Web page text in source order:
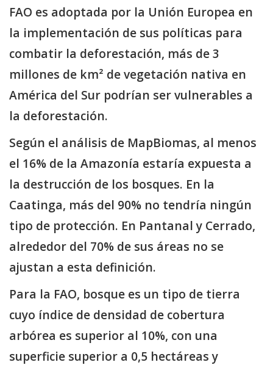
FAO es adoptada por la Unión Europea en
la implementación de sus políticas para
combatir la deforestación, más de 3
millones de km² de vegetación nativa en
América del Sur podrían ser vulnerables a
la deforestación.
Según el análisis de MapBiomas, al menos
el 16% de la Amazonía estaría expuesta a
la destrucción de los bosques. En la
Caatinga, más del 90% no tendría ningún
tipo de protección. En Pantanal y Cerrado,
alrededor del 70% de sus áreas no se
ajustan a esta definición.
Para la FAO, bosque es un tipo de tierra
cuyo índice de densidad de cobertura
arbórea es superior al 10%, con una
superficie superior a 0,5 hectáreas y